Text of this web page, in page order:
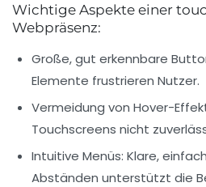
Wichtige Aspekte einer
Webpräsenz:
Große, gut erkennbare
Elemente frustrieren Nutzer.
Vermeidung von Hover-
Touchscreens nicht
Intuitive Menüs: Klare,
Abständen unterstützt die